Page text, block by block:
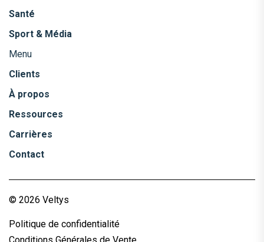
Santé
Sport & Média
Menu
Clients
À propos
Ressources
Carrières
Contact
© 2026 Veltys
Politique de confidentialité